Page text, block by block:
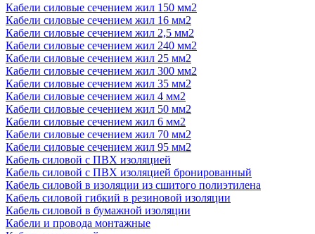
Кабели силовые сечением жил 150 мм2
Кабели силовые сечением жил 16 мм2
Кабели силовые сечением жил 2,5 мм2
Кабели силовые сечением жил 240 мм2
Кабели силовые сечением жил 25 мм2
Кабели силовые сечением жил 300 мм2
Кабели силовые сечением жил 35 мм2
Кабели силовые сечением жил 4 мм2
Кабели силовые сечением жил 50 мм2
Кабели силовые сечением жил 6 мм2
Кабели силовые сечением жил 70 мм2
Кабели силовые сечением жил 95 мм2
Кабель силовой с ПВХ изоляцией
Кабель силовой с ПВХ изоляцией бронированный
Кабель силовой в изоляции из сшитого полиэтилена
Кабель силовой гибкий в резиновой изоляции
Кабель силовой в бумажной изоляции
Кабели и провода монтажные